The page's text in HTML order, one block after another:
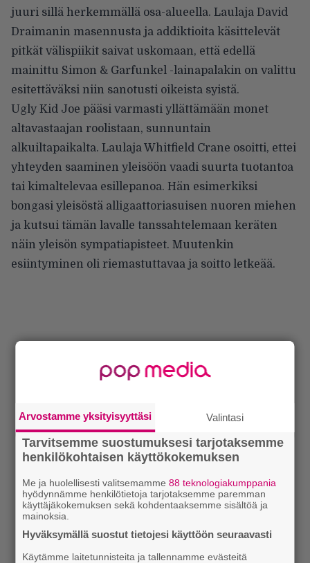
juuri sillä herkemmällä osa-alueella. Laulaja David
Draimanin masennusta ja addiktioita käsittelevät
pitkät välispiikit saivat uskomaan, että edellä
mainittu Simon & Garfunkel -lainapalakin on valittu
esitettäväksi niin sanotusti oikeista syistä.
Ugly Kid Joe pääsi varmasti yllättämään monet
altavastaajan roolistaan, sunnuntain
alkuiltapaikalta. Laulaja Whitfield Crane osoitti, ettei
yhteyden saaminen yleisöön vaadi suurta tuotantoa
tai kimaltelevaa esillepanoa. Hän esimerkiksi
bongasi yleisöstä alligaattoriasuisen nuoren miehen
ja kutsui tämän lavalle tanssahtelemaan keräten
näin yleisön sympatiapisteet. Muutenkin
esiintyminen oli riemastuttavaa ja soitto letkeää.
Arvostamme yksityisyyttäsi Valintasi
Tarvitsemme suostumuksesi tarjotaksemme
henkilökohtaisen käyttökokemuksen
Me ja huolellisesti valitsemamme88 teknologiakumppania
hyödynnämme henkilötietoja tarjotaksemme paremman
käyttäjäkokemuksen sekä kohdentaaksemme sisältöä ja
mainoksia.
Hyväksymällä suostut tietojesi käyttöön seuraavasti
Käytämme laitetunnisteita ja tallennamme evästeitä